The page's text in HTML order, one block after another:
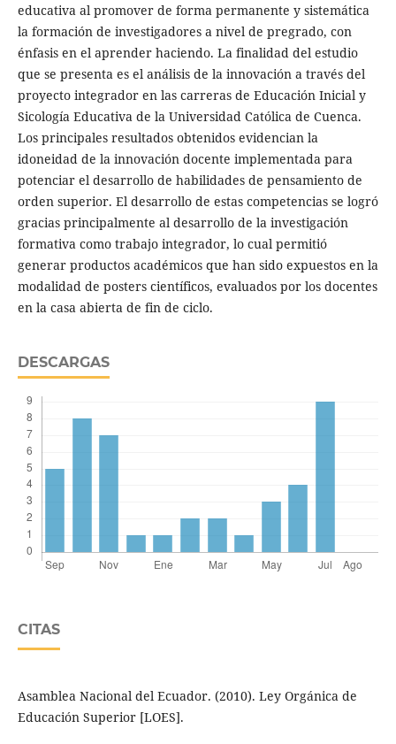
educativa al promover de forma permanente y sistemática
la formación de investigadores a nivel de pregrado, con
énfasis en el aprender haciendo. La finalidad del estudio
que se presenta es el análisis de la innovación a través del
proyecto integrador en las carreras de Educación Inicial y
Sicología Educativa de la Universidad Católica de Cuenca.
Los principales resultados obtenidos evidencian la
idoneidad de la innovación docente implementada para
potenciar el desarrollo de habilidades de pensamiento de
orden superior. El desarrollo de estas competencias se logró
gracias principalmente al desarrollo de la investigación
formativa como trabajo integrador, lo cual permitió
generar productos académicos que han sido expuestos en la
modalidad de posters científicos, evaluados por los docentes
en la casa abierta de fin de ciclo.
DESCARGAS
CITAS
Asamblea Nacional del Ecuador. (2010). Ley Orgánica de
Educación Superior [LOES].